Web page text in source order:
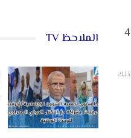
الحرارة تقترب من 47
إلى الخميس 9 يوليوز، وذلك
الملاحظ TV